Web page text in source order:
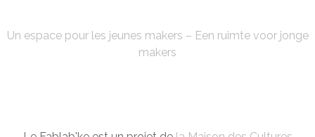
Un espace pour les jeunes makers – Een ruimte voor jonge
makers